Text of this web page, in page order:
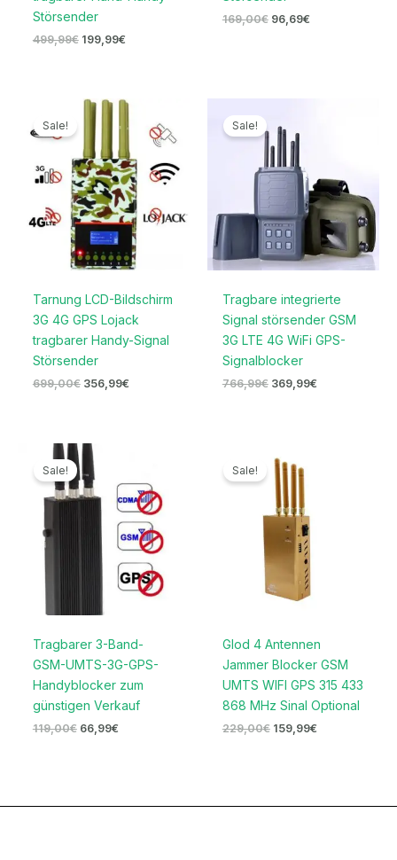
Störsender
499,99€ 199,99€
169,00€ 96,69€
Sale!
Tarnung LCD-Bildschirm
3G 4G GPS Lojack
tragbarer Handy-Signal
Störsender
699,00€
Ursprünglicher
Preis
war:
699,00€
356,99€
Aktueller
ist:
356,99€.
Sale!
Tragbare integrierte
Signal störsender GSM
3G LTE 4G WiFi GPS-
Signalblocker
766,99€
war:
766,99€
369,99€
Sale!
Tragbarer 3-Band-
GSM-UMTS-3G-GPS-
Handyblocker zum
günstigen Verkauf
119,00€
Ursprünglicher
Preis
war:
119,00€
66,99€
66,99€.
Sale!
Glod 4 Antennen
Jammer Blocker GSM
UMTS WIFI GPS 315 433
868 MHz Sinal Optional
229,00€
Preis
war:
229,00€
159,99€